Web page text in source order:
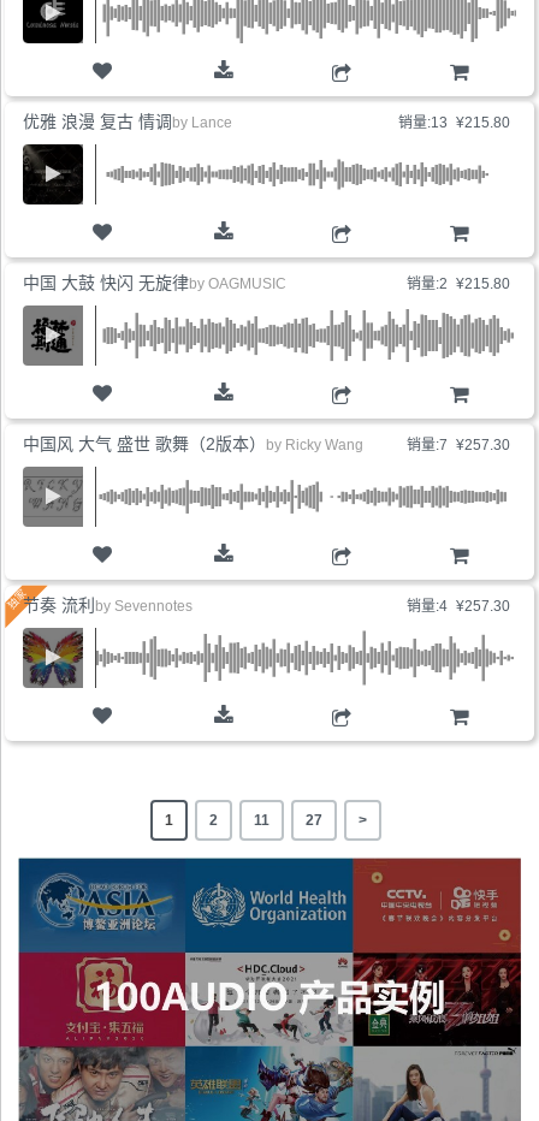
购物车
销量:13 ¥215.80
购物车
优雅 浪漫 复古 情调 by Lance
销量:2 ¥215.80
购物车
中国 大鼓 快闪 无旋律by OAGMUSIC
销量:7 ¥257.30
购物车
中国风 大气 盛世 歌舞（2版本） by Ricky Wang
销量:4 ¥257.30
购物车
节奏 流利 by Sevennotes
1 2 11 27 >